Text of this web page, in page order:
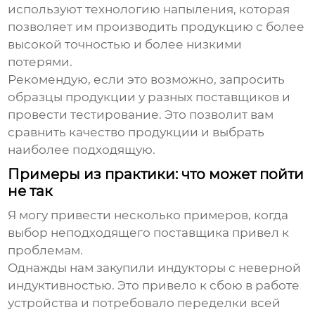
используют технологию напыления, которая
позволяет им производить продукцию с более
высокой точностью и более низкими
потерями.
Рекомендую, если это возможно, запросить
образцы продукции у разных поставщиков и
провести тестирование. Это позволит вам
сравнить качество продукции и выбрать
наиболее подходящую.
Примеры из практики: что может пойти
не так
Я могу привести несколько примеров, когда
выбор неподходящего поставщика привел к
проблемам.
Однажды нам закупили индукторы с неверной
индуктивностью. Это привело к сбою в работе
устройства и потребовало переделки всей